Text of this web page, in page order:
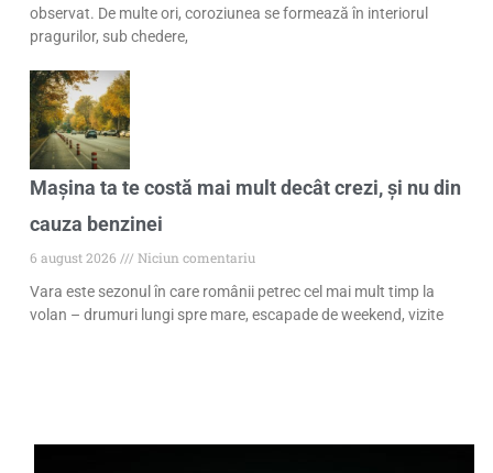
observat. De multe ori, coroziunea se formează în interiorul
pragurilor, sub chedere,
Mașina ta te costă mai mult decât crezi, și nu din
cauza benzinei
6 august 2026
Niciun comentariu
Vara este sezonul în care românii petrec cel mai mult timp la
volan – drumuri lungi spre mare, escapade de weekend, vizite